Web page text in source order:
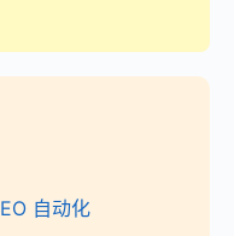
自动化